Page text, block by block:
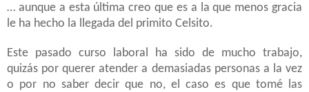
… aunque a esta última creo que es a la que menos gracia
le ha hecho la llegada del primito Celsito.
Este pasado curso laboral ha sido de mucho trabajo,
quizás por querer atender a demasiadas personas a la vez
o por no saber decir que no, el caso es que tomé las